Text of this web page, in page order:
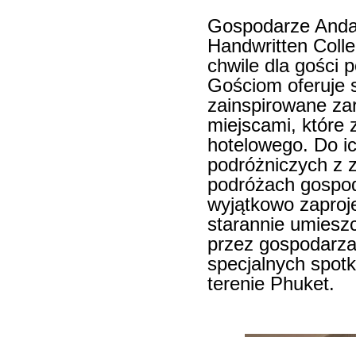
Gospodarze
Handwritten
chwile dla gości
Gościom oferuje
zainspirowane
miejscami, które
hotelowego. Do
podróżniczych z
podróżach
wyjątkowo
starannie
przez
specjalnych
terenie Phuket.